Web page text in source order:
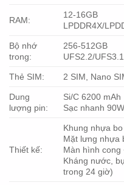
RAM:
12-16GB
LPDDR4X/
Bộ nhớ
trong:
256-512GB
UFS2.2/UFS3.1
Thẻ SIM: 2 SIM, Nano
Dung
lượng pin:
Si/C 6200 mAh
Sạc nhanh
Thiết kế:
Khung nhựa
Mặt lưng nhựa
Màn hình cong
Kháng nước,
trong 24 giờ)